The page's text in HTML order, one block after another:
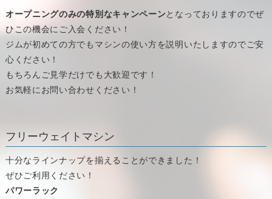
オープニングのみの特別なキャンペーンとなっておりますのでぜ
ひこの機会にご入会ください！
ジムが初めての方でもマシンの使い方を説明いたしますのでご安
心ください！
もちろんご見学だけでも大歓迎です！
お気軽にお問い合わせください！
フリーウェイトマシン
十分なラインナップを揃えることができました！
ぜひご利用ください！
パワーラック